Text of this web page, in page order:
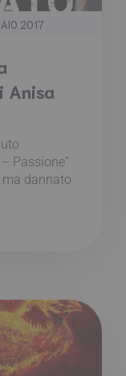
2017
Anisa
Passione”
dannato